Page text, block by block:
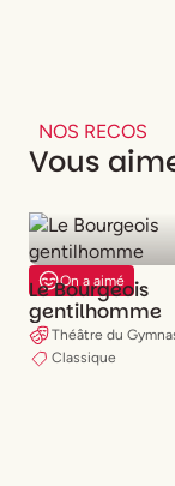
NOS RECOS
Vous
On a aimé
Le Bourgeois
gentilhomme
Théâtre du
Classique